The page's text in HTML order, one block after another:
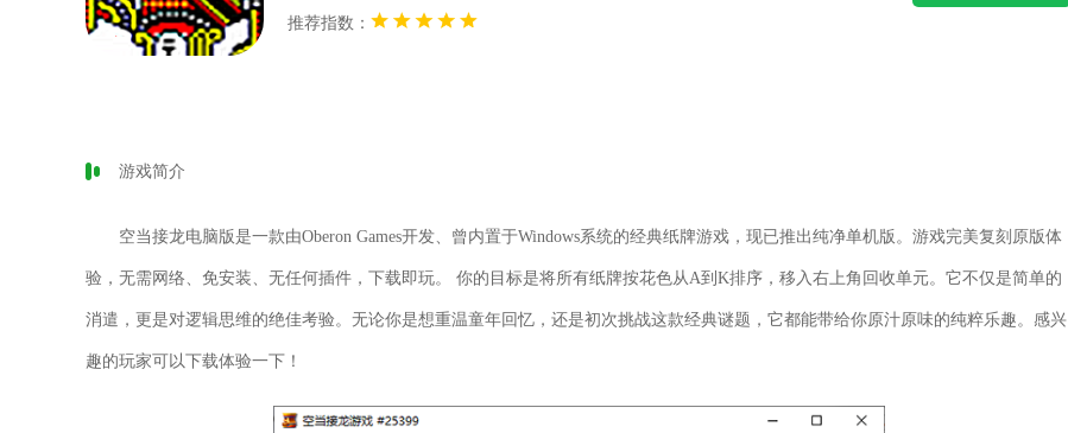
推荐指数：
游戏简介
空当接龙电脑版是一款由Oberon Games开发、曾内置于Windows系统的经典纸牌游戏，现已推出纯净单机版。游戏完美复刻原版体
验，无需网络、免安装、无任何插件，下载即玩。 你的目标是将所有纸牌按花色从A到K排序，移入右上角回收单元。它不仅是简单的
消遣，更是对逻辑思维的绝佳考验。无论你是想重温童年回忆，还是初次挑战这款经典谜题，它都能带给你原汁原味的纯粹乐趣。感兴
趣的玩家可以下载体验一下！